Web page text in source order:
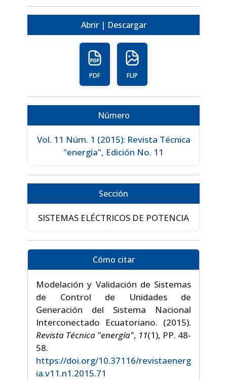
Abrir | Descargar
PDF FLIP
Número
Vol. 11 Núm. 1 (2015): Revista Técnica
"energía", Edición No. 11
Sección
SISTEMAS ELÉCTRICOS DE POTENCIA
Cómo citar
Modelación y Validación de Sistemas
de Control de Unidades de
Generación del Sistema Nacional
Interconectado Ecuatoriano. (2015).
Revista Técnica "energía", 11(1), PP. 48-
58.
https://doi.org/10.37116/revistaenerg
ia.v11.n1.2015.71